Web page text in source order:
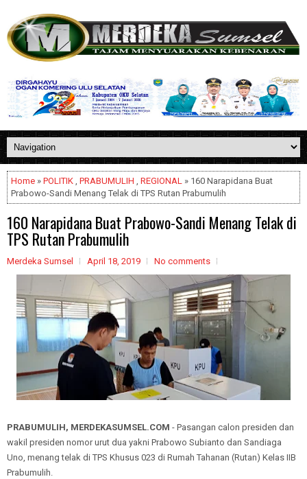
Home » POLITIK , PRABUMULIH , REGIONAL » 160 Narapidana Buat
Prabowo-Sandi Menang Telak di TPS Rutan Prabumulih
160 Narapidana Buat Prabowo-Sandi Menang Telak di
TPS Rutan Prabumulih
Merdeka Sumsel April 18, 2019 No comments
PRABUMULIH, MERDEKASUMSEL.COM - Pasangan calon presiden dan
wakil presiden nomor urut dua yakni Prabowo Subianto dan Sandiaga
Uno, menang telak di TPS Khusus 023 di Rumah Tahanan (Rutan) Kelas IIB
Prabumulih.